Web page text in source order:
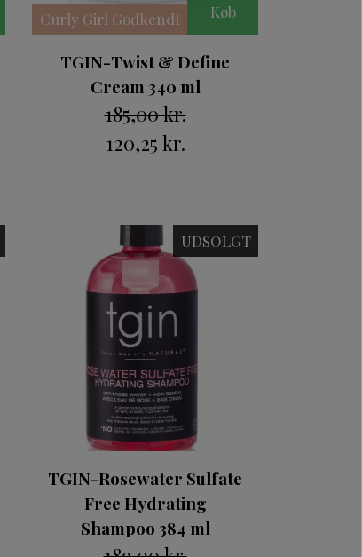
Curly Girl Godkendt Køb
TGIN-Twist & Define
Cream 340 ml
185,00 kr.
120,25 kr.
UDSOLGT
TGIN-Rosewater Sulfate
Free Hydrating
Shampoo 384 ml